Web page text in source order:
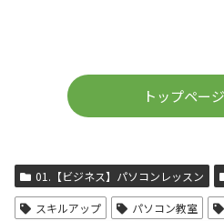
トップペー
01.【ビジネス】パソコンレッスン
スキルアップ パソコン教室